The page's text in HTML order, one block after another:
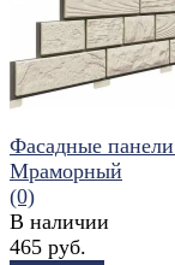
Фасадные
Мраморный
(0)
В наличии
465 руб.